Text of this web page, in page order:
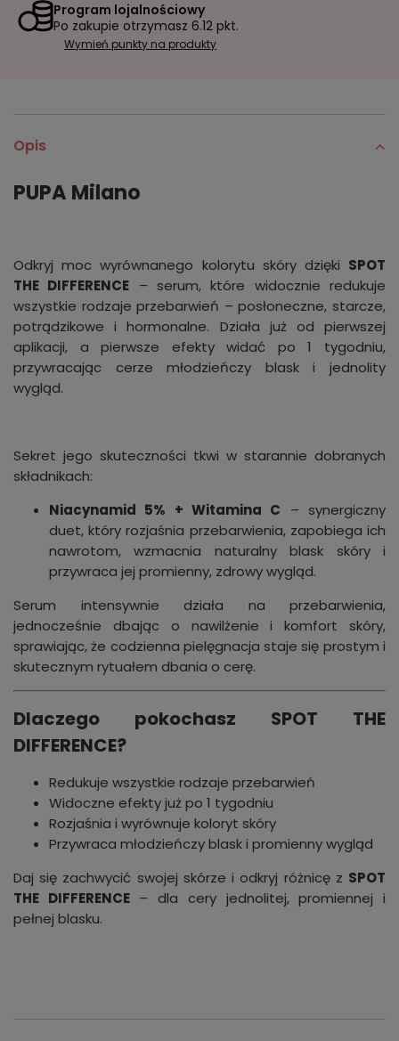
Program lojalnościowy
Po zakupie otrzymasz 6.12 pkt.
Wymień punkty na produkty
Opis
PUPA Milano
Odkryj moc wyrównanego kolorytu skóry dzięki SPOT
THE DIFFERENCE – serum, które widocznie redukuje
wszystkie rodzaje przebarwień – posłoneczne, starcze,
potrądzikowe i hormonalne. Działa już od pierwszej
aplikacji, a pierwsze efekty widać po 1 tygodniu,
przywracając cerze młodzieńczy blask i jednolity
wygląd.
Sekret jego skuteczności tkwi w starannie dobranych
składnikach:
Niacynamid 5% + Witamina C – synergiczny
duet, który rozjaśnia przebarwienia, zapobiega ich
nawrotom, wzmacnia naturalny blask skóry i
przywraca jej promienny, zdrowy wygląd.
Serum intensywnie działa na przebarwienia,
jednocześnie dbając o nawilżenie i komfort skóry,
sprawiając, że codzienna pielęgnacja staje się prostym i
skutecznym rytuałem dbania o cerę.
Dlaczego pokochasz SPOT THE
DIFFERENCE?
Redukuje wszystkie rodzaje przebarwień
Widoczne efekty już po 1 tygodniu
Rozjaśnia i wyrównuje koloryt skóry
Przywraca młodzieńczy blask i promienny wygląd
Daj się zachwycić swojej skórze i odkryj różnicę z SPOT
THE DIFFERENCE– dla cery jednolitej, promiennej i
pełnej blasku.